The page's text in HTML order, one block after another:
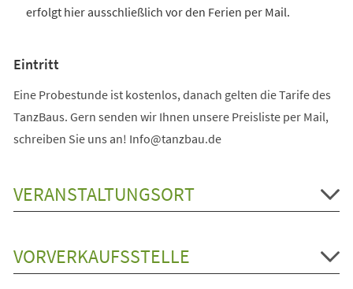
erfolgt hier ausschließlich vor den Ferien per Mail.
Eintritt
Eine Probestunde ist kostenlos, danach gelten die Tarife des
TanzBaus. Gern senden wir Ihnen unsere Preisliste per Mail,
schreiben Sie uns an! Info@tanzbau.de
VERANSTALTUNGSORT
VORVERKAUFSSTELLE